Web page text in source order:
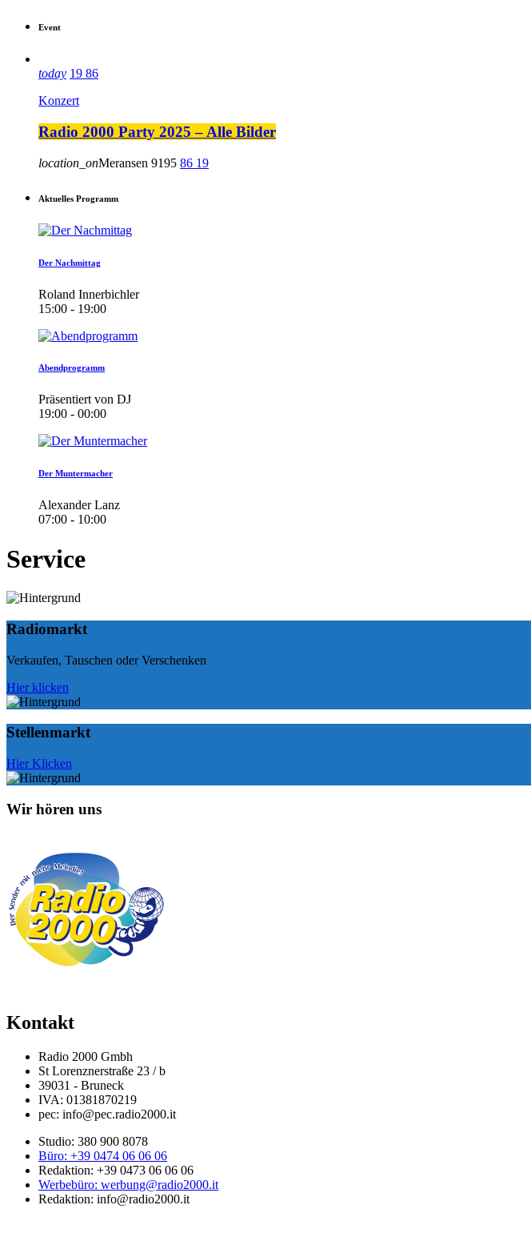
Event
today 19 86
Konzert
Radio 2000 Party 2025 – Alle Bilder
location_onMeransen 9195 86 19
Aktuelles Programm
Der Nachmittag
Roland Innerbichler
15:00 - 19:00
Abendprogramm
Präsentiert von DJ
19:00 - 00:00
Der Muntermacher
Alexander Lanz
07:00 - 10:00
Service
Radiomarkt
Verkaufen, Tauschen oder Verschenken
Hier klicken
Stellenmarkt
Hier Klicken
Wir hören uns
Kontakt
Radio 2000 Gmbh
St Lorenznerstraße 23 / b
39031 - Bruneck
IVA: 01381870219
pec: info@pec.radio2000.it
Studio: 380 900 8078
Büro: +39 0474 06 06 06
Redaktion: +39 0473 06 06 06
Werbebüro: werbung@radio2000.it
Redaktion: info@radio2000.it